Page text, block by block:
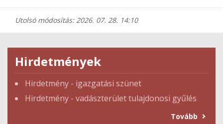
Utolsó módosítás: 2026. 07. 28. 14:10
Hirdetmények
Hirdetmény - igazgatási szünet
Hirdetmény - vadászterület tulajdonosi gyűlés
Tovább